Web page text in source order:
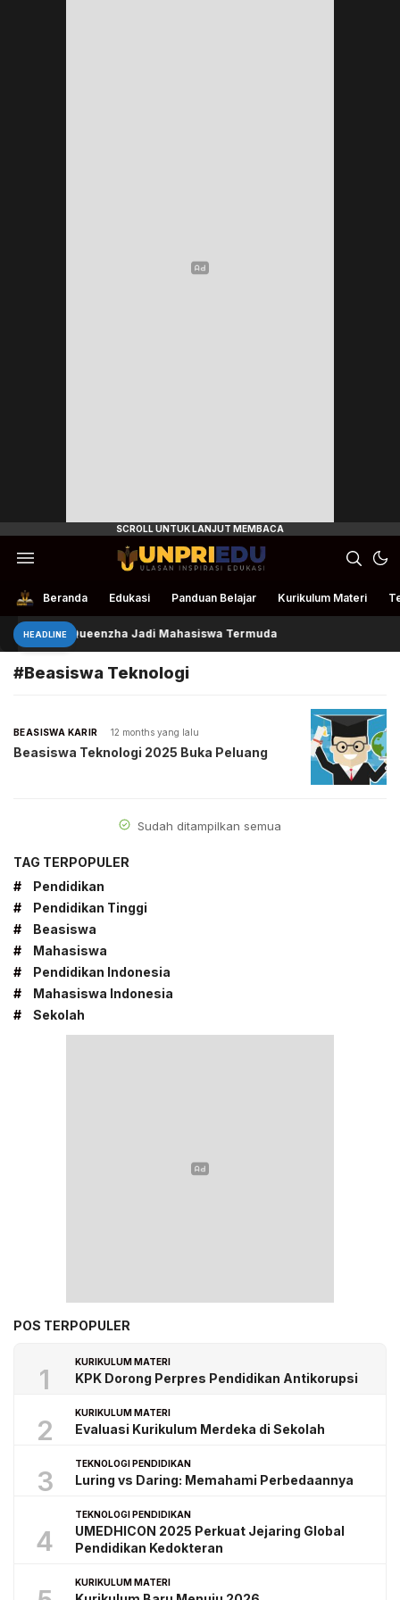
UnpriEdu
Ulasan Inspirasi Edukasi
Beranda Edukasi Panduan Belajar Kurikulum Materi
HEADLINEQueenzha Jadi Mahasiswa Termuda
#Beasiswa Teknologi
BEASISWA KARIR 12 months yang lalu
Beasiswa Teknologi 2025 Buka Peluang
Sudah ditampilkan semua
TAG TERPOPULER
#
Pendidikan
#
Pendidikan Tinggi
#
Beasiswa
#
Mahasiswa
#
Pendidikan Indonesia
#
Mahasiswa Indonesia
#
Sekolah
POS TERPOPULER
1
KURIKULUM MATERI
KPK Dorong Perpres Pendidikan Antikorupsi
2
KURIKULUM MATERI
Evaluasi Kurikulum Merdeka di Sekolah
3
TEKNOLOGI PENDIDIKAN
Luring vs Daring: Memahami Perbedaannya
4
TEKNOLOGI PENDIDIKAN
UMEDHICON 2025 Perkuat Jejaring Global
Pendidikan Kedokteran
KURIKULUM MATERI